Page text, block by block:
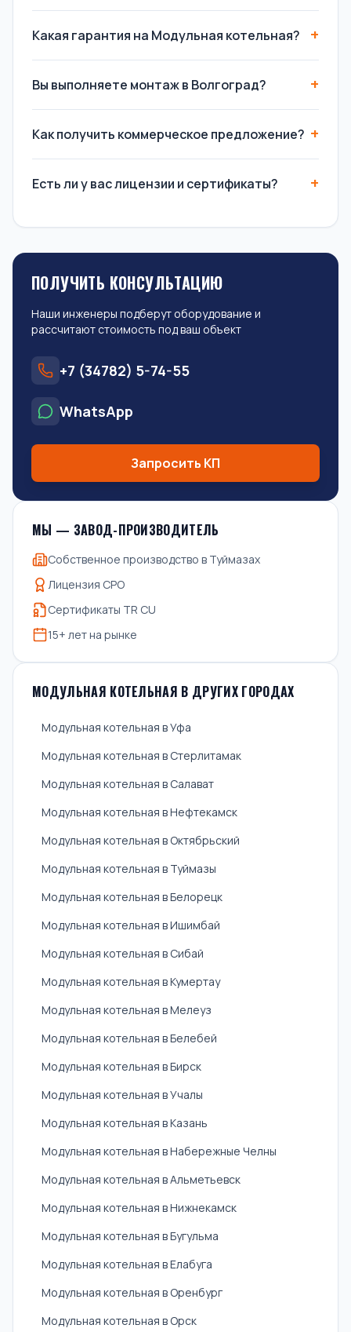
Какая гарантия на Модульная котельная?
Вы выполняете монтаж в Волгоград?
Как получить коммерческое предложение?
Есть ли у вас лицензии и сертификаты?
ПОЛУЧИТЬ КОНСУЛЬТАЦИЮ
Наши инженеры подберут оборудование и
рассчитают стоимость под ваш объект
+7 (34782) 5-74-55
WhatsApp
Запросить КП
МЫ — ЗАВОД-ПРОИЗВОДИТЕЛЬ
Собственное производство в Туймазах
Лицензия СРО
Сертификаты TR CU
15+ лет на рынке
МОДУЛЬНАЯ КОТЕЛЬНАЯ В ДРУГИХ ГОРОДАХ
Модульная котельная в Уфа
Модульная котельная в Стерлитамак
Модульная котельная в Салават
Модульная котельная в Нефтекамск
Модульная котельная в Октябрьский
Модульная котельная в Туймазы
Модульная котельная в Белорецк
Модульная котельная в Ишимбай
Модульная котельная в Сибай
Модульная котельная в Кумертау
Модульная котельная в Мелеуз
Модульная котельная в Белебей
Модульная котельная в Бирск
Модульная котельная в Учалы
Модульная котельная в Казань
Модульная котельная в Набережные Челны
Модульная котельная в Альметьевск
Модульная котельная в Нижнекамск
Модульная котельная в Бугульма
Модульная котельная в Елабуга
Модульная котельная в Оренбург
Модульная котельная в Орск